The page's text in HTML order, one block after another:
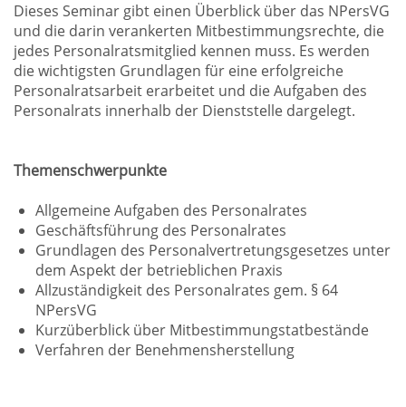
Dieses Seminar gibt einen Überblick über das NPersVG
und die darin verankerten Mitbestimmungsrechte, die
jedes Personalratsmitglied kennen muss. Es werden
die wichtigsten Grundlagen für eine erfolgreiche
Personalratsarbeit erarbeitet und die Aufgaben des
Personalrats innerhalb der Dienststelle dargelegt.
Themenschwerpunkte
Allgemeine Aufgaben des Personalrates
Geschäftsführung des Personalrates
Grundlagen des Personalvertretungsgesetzes unter
dem Aspekt der betrieblichen Praxis
Allzuständigkeit des Personalrates gem. § 64
NPersVG
Kurzüberblick über Mitbestimmungstatbestände
Verfahren der Benehmensherstellung